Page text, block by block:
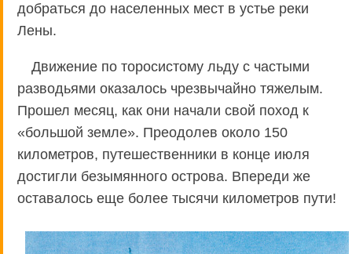
добраться до населенных мест в устье реки
Лены.
Движение по торосистому льду с частыми
разводьями оказалось чрезвычайно тяжелым.
Прошел месяц, как они начали свой поход к
«большой земле». Преодолев около 150
километров, путешественники в конце июля
достигли безымянного острова. Впереди же
оставалось еще более тысячи километров пути!